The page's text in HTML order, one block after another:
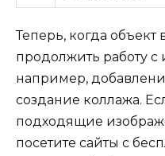
Теперь, когда
продолжить работу
например,
создание коллажа.
подходящие
посетите сайты с